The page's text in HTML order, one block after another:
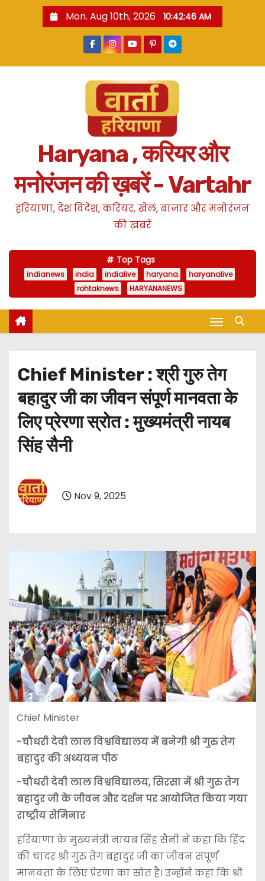
Mon. Aug 10th, 2026 10:42:47 AM
Haryana , करियर और
मनोरंजन की ख़बरें - Vartahr
हरियाणा, देश विदेश, करियर, खेल, बाजार और मनोरंजन
की ख़बरें
Top Tags
indianews india indialive haryana
haryanalive
rohtaknews
HARYANANEWS
Chief Minister : श्री गुरु तेग
बहादुर जी का जीवन संपूर्ण मानवता के
लिए प्रेरणा स्रोत : मुख्यमंत्री नायब
सिंह सैनी
Nov 9, 2025
Chief Minister
-चौधरी देवी लाल विश्वविद्यालय में बनेगी श्री गुरु तेग
बहादुर की अध्ययन पीठ
-चौधरी देवी लाल विश्वविद्यालय, सिरसा में श्री गुरु तेग
बहादुर जी के जीवन और दर्शन पर आयोजित किया गया
राष्ट्रीय सेमिनार
हरियाणा के मुख्यमंत्री नायब सिंह सैनी ने कहा कि हिंद
की चादर श्री गुरु तेग बहादुर जी का जीवन संपूर्ण
मानवता के लिए प्रेरणा का स्रोत है। उन्होंने कहा कि श्री